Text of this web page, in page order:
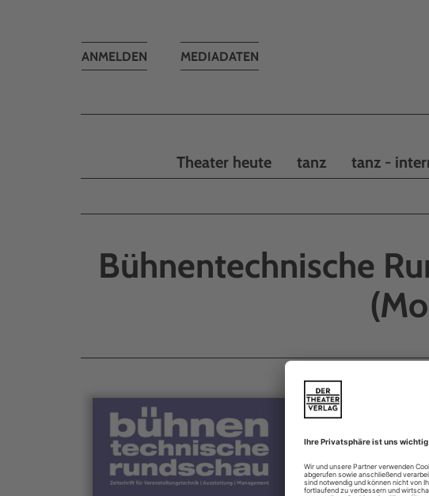
MEDIADATEN
Toggle
ANMELDEN
Theater heute tanz tanz -
Bühnentechnische
Für alle, die
Mit diesem
zum Online-
zum